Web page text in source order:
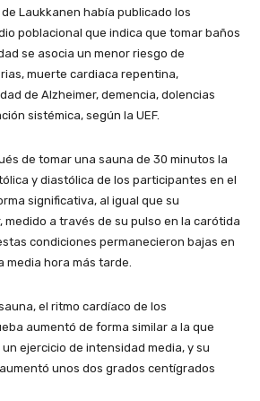
Laukkanen había publicado los
poblacional que indica que tomar baños
se asocia un menor riesgo de
muerte cardiaca repentina,
de Alzheimer, demencia, dolencias
sistémica, según la UEF.
de tomar una sauna de 30 minutos la
y diastólica de los participantes en el
significativa, al igual que su
medido a través de su pulso en la carótida
condiciones permanecieron bajas en
media hora más tarde.
el ritmo cardíaco de los
aumentó de forma similar a la que
ejercicio de intensidad media, y su
unos dos grados centígrados